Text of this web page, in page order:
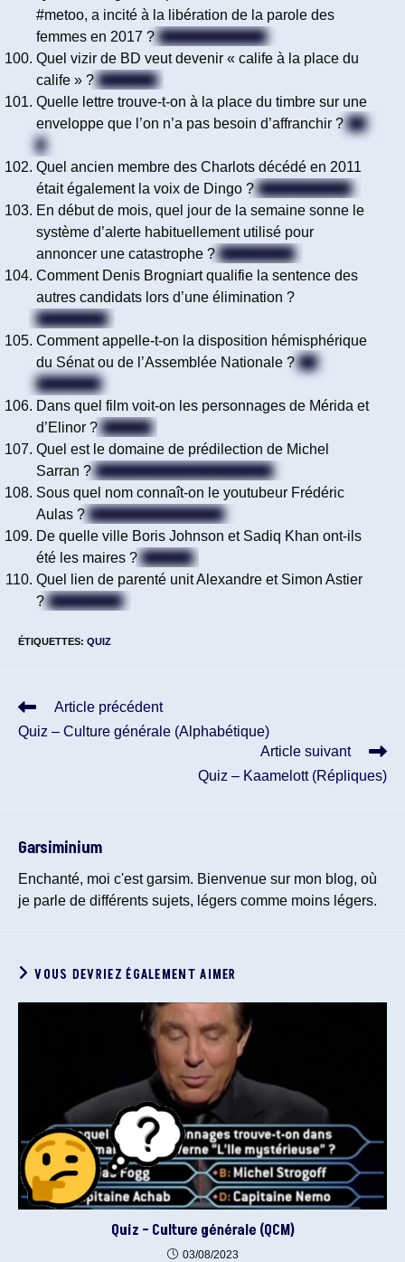
#metoo, a incité à la libération de la parole des
femmes en 2017 ? Balance ton porc
Quel vizir de BD veut devenir « calife à la place du
calife » ? Iznogoud
Quelle lettre trouve-t-on à la place du timbre sur une
enveloppe que l’on n’a pas besoin d’affranchir ? Un
T
Quel ancien membre des Charlots décédé en 2011
était également la voix de Dingo ? Gérard Rinaldi
En début de mois, quel jour de la semaine sonne le
système d’alerte habituellement utilisé pour
annoncer une catastrophe ? Le mercredi
Comment Denis Brogniart qualifie la sentence des
autres candidats lors d’une élimination ?
Irrévocable
Comment appelle-t-on la disposition hémisphérique
du Sénat ou de l’Assemblée Nationale ? Un
hémicycle
Dans quel film voit-on les personnages de Mérida et
d’Elinor ? Rebelle
Quel est le domaine de prédilection de Michel
Sarran ? La cuisine (La gastronomie)
Sous quel nom connaît-on le youtubeur Frédéric
Aulas ? Le Joueur du Grenier
De quelle ville Boris Johnson et Sadiq Khan ont-ils
été les maires ? Londres
Quel lien de parenté unit Alexandre et Simon Astier
? Demi-frères
ÉTIQUETTES: QUIZ
Read
more
articles
Article précédent
Quiz – Culture générale (Alphabétique)
Article suivant
Quiz – Kaamelott (Répliques)
Garsiminium
Enchanté, moi c'est garsim. Bienvenue sur mon blog, où
je parle de différents sujets, légers comme moins légers.
VOUS DEVRIEZ ÉGALEMENT AIMER
Quiz – Culture générale (QCM)
03/08/2023